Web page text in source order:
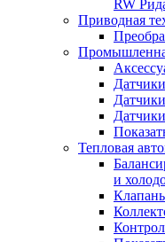
RW
Приводная
Тепловая
и